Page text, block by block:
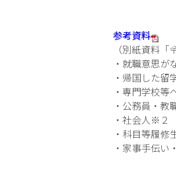
参考資料
（別紙資料
・就職意思が
・帰国した留
・専門学校等
・公務員・教
・社会人※２
・科目等履修
・家事手伝い